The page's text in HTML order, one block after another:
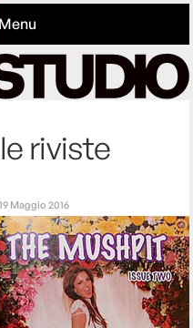
Menu
riviste
19 Maggio 2016